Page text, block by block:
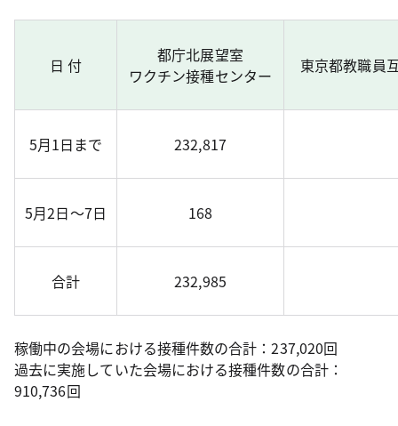
日 付
都庁北展望室
ワクチン接種センター
東京都教職員
5月1日まで 232,817
5月2日～7日 168
合計 232,985
稼働中の会場における接種件数の合計：237,020回
過去に実施していた会場における接種件数の合計：
910,736回